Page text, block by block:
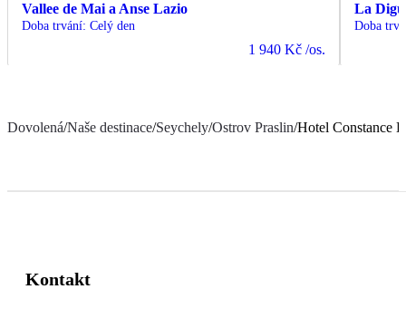
Vallee de Mai a Anse Lazio
Doba trvání: Celý den
1 940 Kč /os.
La
Doba
Dovolená/Naše destinace/Seychely/Ostrov Praslin/Hotel Constance
Kontakt